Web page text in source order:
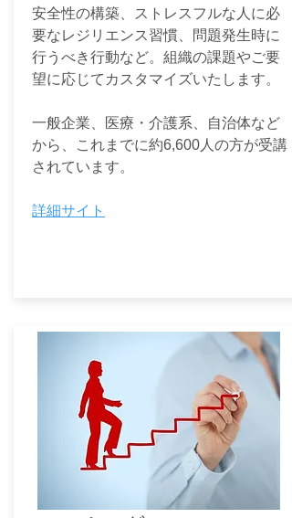
安全性の構築、ストレスフルな人に必
要なレジリエンス習慣、問題発生時に
行うべき行動など。組織の課題やご要
望に応じてカスタマイズいたします。
一般企業、医療・介護系、自治体など
から、これまでに約6,600人の方が受講
されています。
詳細サイト